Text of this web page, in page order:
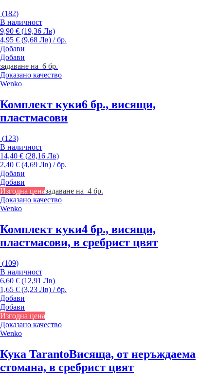
(182)
В наличност
9,90 € (19,36 Лв)
4,95 € (9,68 Лв) / бр.
Добави
Добави
задаване на 6 бр.
Доказано качество
Wenko
Комплект куки6 бр., висящи,
пластмасови
(123)
В наличност
14,40 € (28,16 Лв)
2,40 € (4,69 Лв) / бр.
Добави
Добави
Изгодна ценазадаване на 4 бр.
Доказано качество
Wenko
Комплект куки4 бр., висящи,
пластмасови, в сребрист цвят
(109)
В наличност
6,60 € (12,91 Лв)
1,65 € (3,23 Лв) / бр.
Добави
Добави
Изгодна цена
Доказано качество
Wenko
Кука TarantoВисяща, от неръждаема
стомана, в сребрист цвят